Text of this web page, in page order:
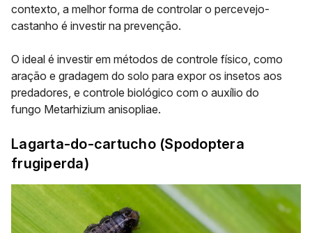
contexto, a melhor forma de controlar o percevejo-
castanho é investir na prevenção.
O ideal é investir em métodos de controle físico, como
aração e gradagem do solo para expor os insetos aos
predadores, e controle biológico com o auxílio do
fungo Metarhizium anisopliae.
Lagarta-do-cartucho (Spodoptera
frugiperda)